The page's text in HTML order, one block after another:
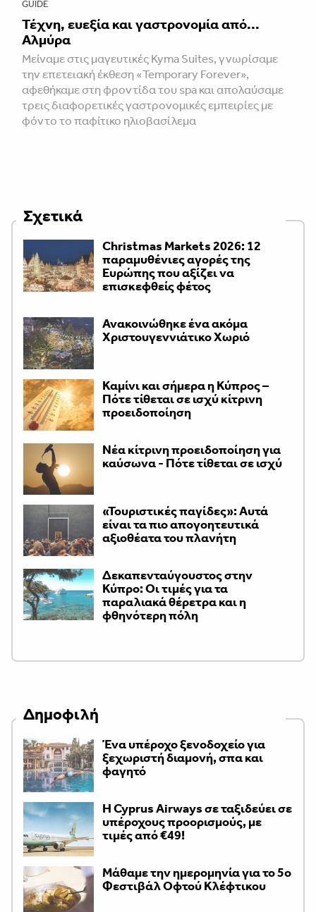
GUIDE
Τέχνη, ευεξία και γαστρονομία από...
Αλμύρα
Μείναμε στις μαγευτικές Kyma Suites, γνωρίσαμε
την επετειακή έκθεση «Temporary Forever»,
αφεθήκαμε στη φροντίδα του spa και απολαύσαμε
τρεις διαφορετικές γαστρονομικές εμπειρίες με
φόντο το παφίτικο ηλιοβασίλεμα
Σχετικά
Christmas Markets 2026: 12
παραμυθένιες αγορές της
Ευρώπης που αξίζει να
επισκεφθείς φέτος
Ανακοινώθηκε ένα ακόμα
Χριστουγεννιάτικο Χωριό
Καμίνι και σήμερα η Κύπρος –
Πότε τίθεται σε ισχύ κίτρινη
προειδοποίηση
Νέα κίτρινη προειδοποίηση για
καύσωνα - Πότε τίθεται σε ισχύ
«Τουριστικές παγίδες»: Αυτά
είναι τα πιο απογοητευτικά
αξιοθέατα του πλανήτη
Δεκαπενταύγουστος στην
Κύπρο: Οι τιμές για τα
παραλιακά θέρετρα και η
φθηνότερη πόλη
Δημοφιλή
Ένα υπέροχο ξενοδοχείο για
ξεχωριστή διαμονή, σπα και
φαγητό
H Cyprus Airways σε ταξιδεύει σε
υπέροχους προορισμούς, με
τιμές από €49!
Μάθαμε την ημερομηνία για το 5ο
Φεστιβάλ Οφτού Κλέφτικου